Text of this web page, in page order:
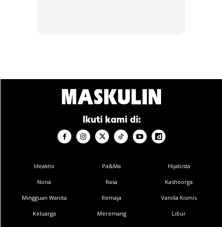
Ikuti kami di:
Ideaktiv
Nona
Mingguan Wanita
Keluarga
Pa&Ma
Rasa
Remaja
Meremang
Hijabista
Kashoorga
Vanilla Kismis
Libur